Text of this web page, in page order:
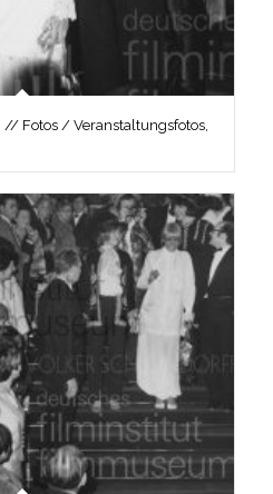
// Fotos / Veranstaltungsfotos,